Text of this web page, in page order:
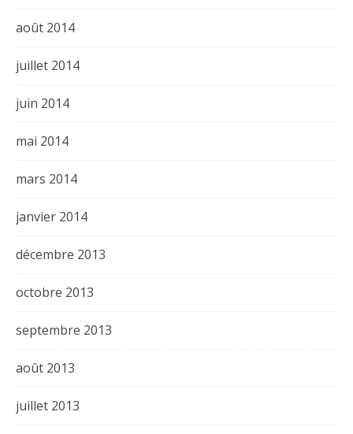
août 2014
juillet 2014
juin 2014
mai 2014
mars 2014
janvier 2014
décembre 2013
octobre 2013
septembre 2013
août 2013
juillet 2013